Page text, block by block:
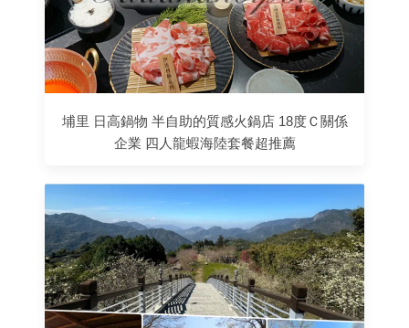
埔里 日高鍋物 半自助的質感火鍋店 18度Ｃ關係
企業 四人龍蝦海陸套餐超推薦